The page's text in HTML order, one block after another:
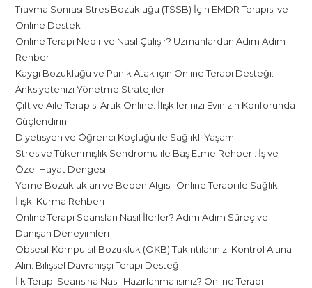
Travma Sonrası Stres Bozukluğu (TSSB) İçin EMDR Terapisi ve
Online Destek
Online Terapi Nedir ve Nasıl Çalışır? Uzmanlardan Adım Adım
Rehber
Kaygı Bozukluğu ve Panik Atak için Online Terapi Desteği:
Anksiyetenizi Yönetme Stratejileri
Çift ve Aile Terapisi Artık Online: İlişkilerinizi Evinizin Konforunda
Güçlendirin
Diyetisyen ve Öğrenci Koçluğu ile Sağlıklı Yaşam
Stres ve Tükenmişlik Sendromu ile Baş Etme Rehberi: İş ve
Özel Hayat Dengesi
Yeme Bozuklukları ve Beden Algısı: Online Terapi ile Sağlıklı
İlişki Kurma Rehberi
Online Terapi Seansları Nasıl İlerler? Adım Adım Süreç ve
Danışan Deneyimleri
Obsesif Kompulsif Bozukluk (OKB) Takıntılarınızı Kontrol Altına
Alın: Bilişsel Davranışçı Terapi Desteği
İlk Terapi Seansına Nasıl Hazırlanmalısınız? Online Terapi